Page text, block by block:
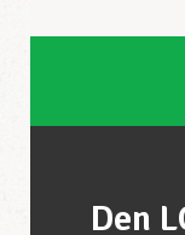
Den